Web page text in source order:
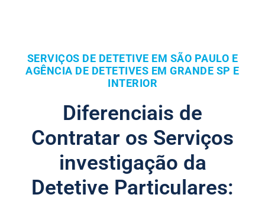
SERVIÇOS DE DETETIVE EM SÃO PAULO E
AGÊNCIA DE DETETIVES EM GRANDE SP E
INTERIOR
Diferenciais de
Contratar os Serviços
investigação da
Detetive Particulares: